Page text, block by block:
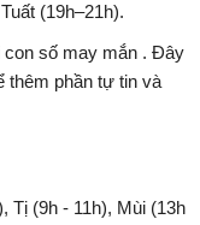
(19h–21h).
con số may mắn . Đây
thêm phần tự tin và
Tị (9h - 11h), Mùi (13h